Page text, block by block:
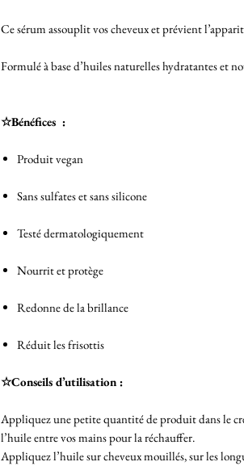
Ce sérum assouplit vos cheveux et prévient
Formulé à base d’huiles naturelles hydratantes et
☆Bénéfices :
Produit vegan
Sans sulfates et sans silicone
Testé dermatologiquement
Nourrit et protège
Redonne de la brillance
Réduit les frisottis
☆Conseils d’utilisation :
Appliquez une petite quantité de produit dans le
l’huile entre vos mains pour la réchauffer.
Appliquez l’huile sur cheveux mouillés, sur les